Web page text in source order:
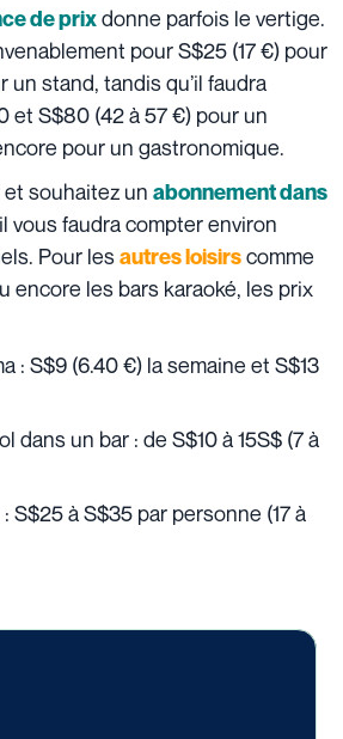
de prixdonne parfois le vertige.
pour S$25 (17 €) pour
stand, tandis qu’il faudra
et S$80 (42 à 57 €) pour un
pour un gastronomique.
souhaitez un abonnement dans
vous faudra compter environ
Pour lesautres loisirscomme
encore les bars karaoké, les prix
: S$9 (6.40 €) la semaine et S$13
dans un bar : de S$10 à 15S$ (7 à
S$25 à S$35 par personne (17 à